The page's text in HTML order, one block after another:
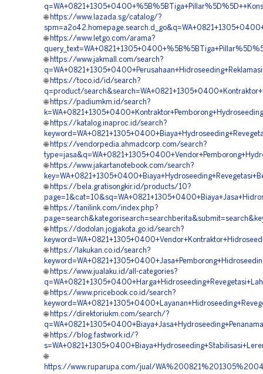
🌐 https://www.lazada.sg/catalog/?
🌐 https://www.letgo.com/arama?
🌐 https://www.jakmall.com/search?
🌐 https://toco.id/id/search?
q=product/
🌐 https://padiumkm.id/search?
🌐 https://katalog.inaproc.id/search?
🌐 https://vendorpedia.ahmadcorp.com/search?
🌐 https://www.jakartanotebook.com/search?
🌐 https://bela.gratisongkir.id/products/10?
🌐 https://tanilink.com/index.php?
🌐 https://dodolan.jogjakota.go.id/search?
🌐 https://lakukan.co.id/search?
🌐 https://www.jualaku.id/all-categories?
🌐 https://www.pricebook.co.id/search?
🌐 https://direktoriukm.com/search/?
🌐 https://blog.fastwork.id/?
🌐
https://www.ruparupa.com/jual/